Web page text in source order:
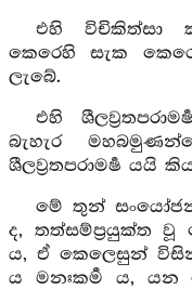
එහි විචිකිත්සා
කෙරෙහි සැක
ලැබේ.
එහි
බැහැර
ශීලව්‍රතපරාමර්‍ෂ යයි
මේ තුන්
ද, තත්සම්ප්‍රයුක්ත වූ
ය, ඒ කෙලෙසුන්
ය මනඃකර්‍ම ය, යන